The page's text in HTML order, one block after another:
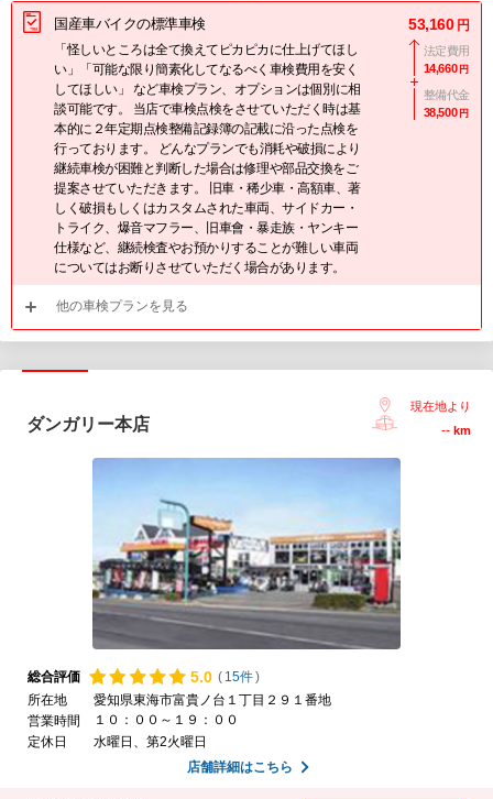
国産車バイクの標準車検
「怪しいところは全て換えてピカピカに仕上げてほし
い」「可能な限り簡素化してなるべく車検費用を安く
してほしい」 など車検プラン、オプションは個別に相
談可能です。 当店で車検点検をさせていただく時は基
本的に２年定期点検整備記録簿の記載に沿った点検を
行っております。 どんなプランでも消耗や破損により
継続車検が困難と判断した場合は修理や部品交換をご
提案させていただきます。 旧車・稀少車・高額車、著
しく破損もしくはカスタムされた車両、サイドカー・
トライク、爆音マフラー、旧車會・暴走族・ヤンキー
仕様など、継続検査やお預かりすることが難しい車両
についてはお断りさせていただく場合があります。
53,160 円
法定費用
14,660 円
整備代金
38,500 円
他の車検プランを見る
ダンガリー本店
現在地より
-- km
総合評価 5.0 ( 15件)
所在地
愛知県東海市富貴ノ台１丁目２９１番地
営業時間
１０：００～１９：００
定休日
水曜日、第2火曜日
店舗詳細はこちら